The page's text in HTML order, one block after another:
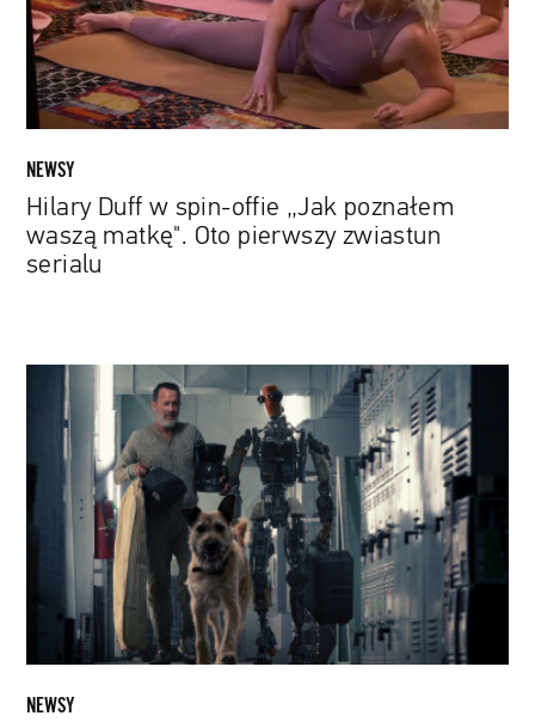
poznałem
waszą
matkę".
Oto
pierwszy
zwiastun
NEWSY
Hilary Duff w spin-offie „Jak poznałem
waszą matkę". Oto pierwszy zwiastun
serialu
ostatni
człowiek
na
Apple
NEWSY